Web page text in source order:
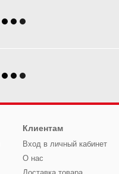
Клиентам
Вход в личный кабинет
О нас